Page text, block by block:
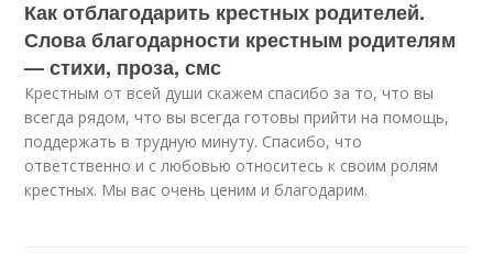
Как отблагодарить крестных родителей.
Слова благодарности крестным родителям
— стихи, проза, смс
Крестным от всей души скажем спасибо за то, что вы
всегда рядом, что вы всегда готовы прийти на помощь,
поддержать в трудную минуту. Спасибо, что
ответственно и с любовью относитесь к своим ролям
крестных. Мы вас очень ценим и благодарим.